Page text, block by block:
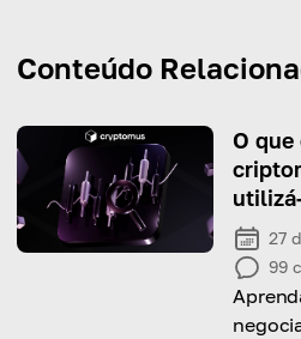
Conteúdo
O
27
99